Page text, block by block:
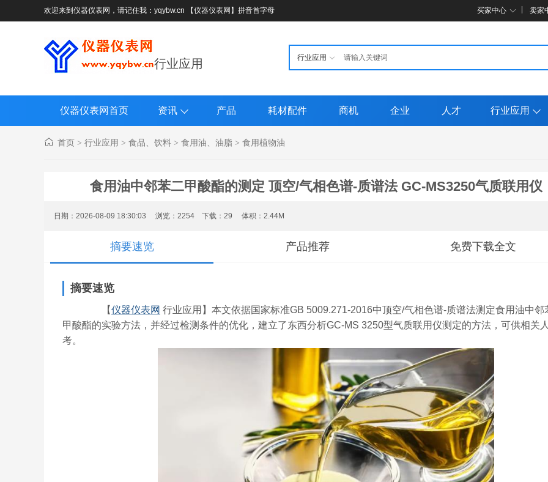
欢迎来到仪器仪表网，请记住我：yqybw.cn 【仪器仪表网】拼音首字母 买家中心 卖家
行业应用
仪器仪表网首页 资讯 产品 耗材配件 商机 企业 人才 行业应用
首页 > 行业应用 > 食品、饮料 > 食用油、油脂 > 食用植物油
食用油中邻苯二甲酸酯的测定 顶空/气相色谱-质谱法 GC-MS3250气质联用仪
日期：2026-08-09 18:30:03 浏览： 2254 下载： 29 体积：2.44M
摘要速览 产品推荐 免费下载全文
摘要速览
【仪器仪表网 行业应用】本文依据国家标准GB 5009.271-2016中顶空/气相色谱-质谱法测定食用油中邻
甲酸酯的实验方法，并经过检测条件的优化，建立了东西分析GC-MS 3250型气质联用仪测定的方法，可供相关
考。